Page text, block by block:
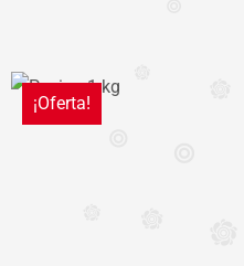
¡Oferta!